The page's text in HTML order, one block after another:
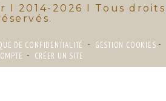
I 2014-2026 I Tous droits
.
DE CONFIDENTIALITÉ
GESTION COOKIES
CRÉER UN SITE